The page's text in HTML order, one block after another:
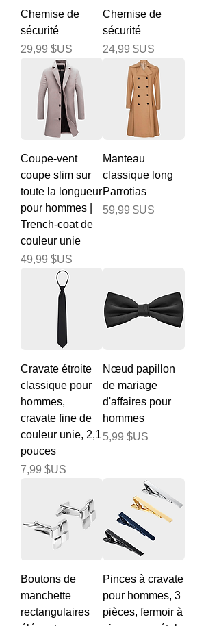
Chemise de
sécurité
Prix
29,99 $US
Chemise de
sécurité
Prix
24,99 $US
Coupe-vent
coupe slim sur
toute la longueur
pour hommes |
Trench-coat de
couleur unie
Prix
49,99 $US
Manteau
classique long
Parrotias
Prix
59,99 $US
Cravate étroite
classique pour
hommes,
cravate fine de
couleur unie, 2,1
pouces
Prix
7,99 $US
Nœud papillon
de mariage
d'affaires pour
hommes
Prix
5,99 $US
Boutons de
manchette
rectangulaires
Pinces à cravate
pour hommes, 3
pièces, fermoir à